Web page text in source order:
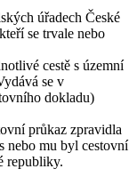
úřadech České
se trvale nebo
cestě s územní
se v
dokladu)
průkaz zpravidla
nebo mu byl cestovní
republiky.